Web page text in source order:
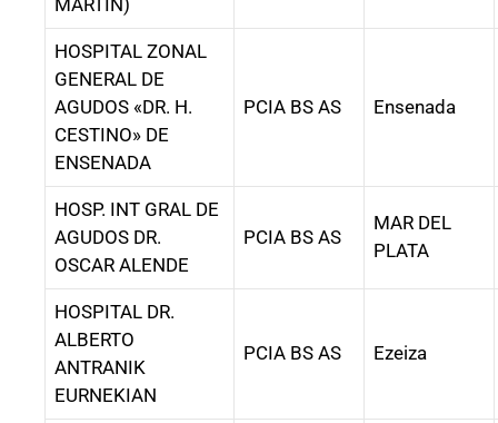
MARTIN)
HOSPITAL ZONAL
GENERAL DE
AGUDOS «DR. H.
CESTINO» DE
ENSENADA
PCIA BS AS Ensenada
HOSP. INT GRAL DE
AGUDOS DR.
OSCAR ALENDE
PCIA BS AS
MAR DEL
PLATA
HOSPITAL DR.
ALBERTO
ANTRANIK
EURNEKIAN
PCIA BS AS Ezeiza